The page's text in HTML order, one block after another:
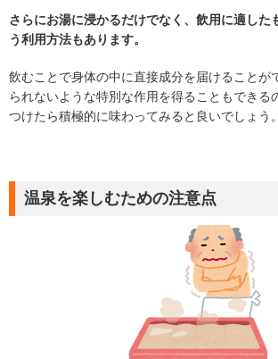
さらにお湯に浸かるだけでなく、飲用に適した
う利用方法もあります。
飲むことで身体の中に直接成分を届けることが
られないような特別な作用を得ることもできる
つけたら積極的に味わってみると良いでしょう。
温泉を楽しむための注意点